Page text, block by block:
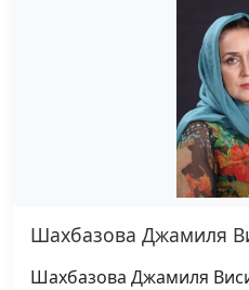
Шахбазова Джамиля
Шахбазова Джамиля